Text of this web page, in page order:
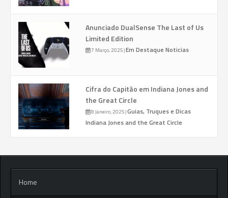
Anunciado DualSense The Last of Us
Limited Edition
7 Março, 2025|Em Destaque Noticias
Cifra do Capitão em Indiana Jones and
the Great Circle
8 Janeiro, 2025|Guias, Truques e Dicas
Indiana Jones and the Great Circle
Home